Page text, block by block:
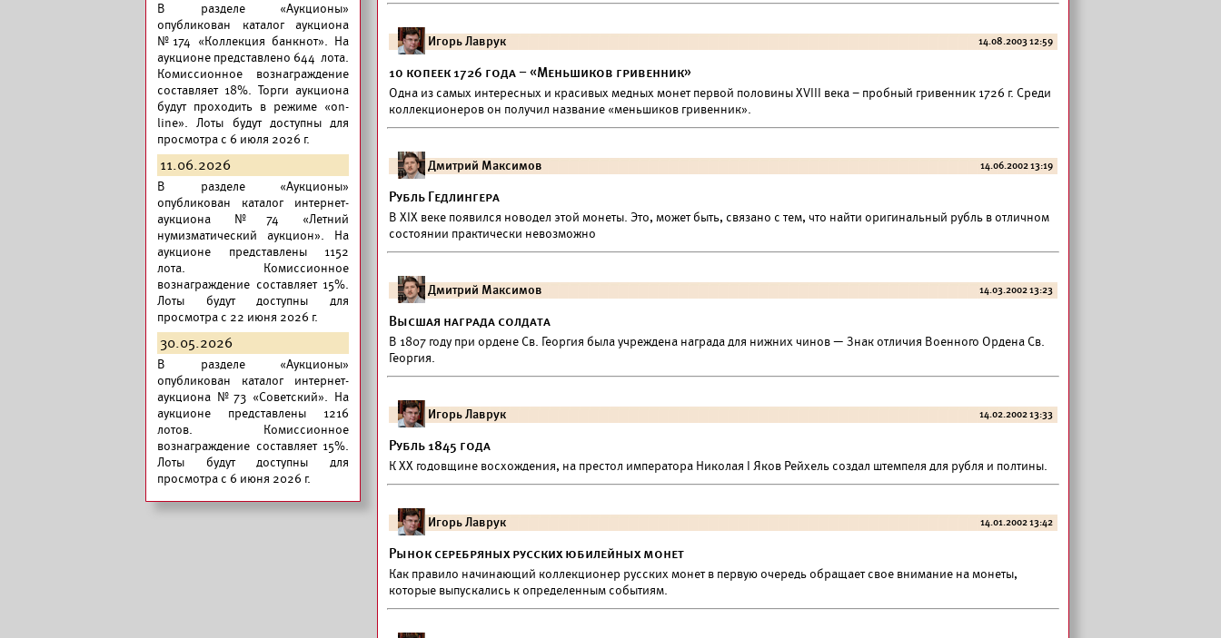
В разделе «Аукционы»
опубликован каталог аукциона
№174 «Коллекция банкнот». На
аукционе представлено 644 лота.
Комиссионное вознаграждение
составляет 18%. Торги аукциона
будут проходить в режиме «on-
line». Лоты будут доступны для
просмотра с 6 июля 2026 г.
11.06.2026
В разделе «Аукционы»
опубликован каталог интернет-
аукциона №74 «Летний
нумизматический аукцион». На
аукционе представлены 1152
лота. Комиссионное
вознаграждение составляет 15%.
Лоты будут доступны для
просмотра с 22 июня 2026 г.
30.05.2026
В разделе «Аукционы»
опубликован каталог интернет-
аукциона №73 «Советский». На
аукционе представлены 1216
лотов. Комиссионное
вознаграждение составляет 15%.
Лоты будут доступны для
просмотра с 6 июня 2026 г.
Игорь Лаврук 14.08.2003 12:59
10 копеек 1726 года – «Меньшиков гривенник»
Одна из самых интересных и красивых медных монет первой половины XVIII века – пробный гривенник 1726 г. Среди
коллекционеров он получил название «меньшиков гривенник».
Дмитрий Максимов 14.06.2002 13:19
Рубль Гедлингера
В XIX веке появился новодел этой монеты. Это, может быть, связано с тем, что найти оригинальный рубль в отличном
состоянии практически невозможно
Дмитрий Максимов 14.03.2002 13:23
Высшая награда солдата
В 1807 году при ордене Св. Георгия была учреждена награда для нижних чинов — Знак отличия Военного Ордена Св.
Георгия.
Игорь Лаврук 14.02.2002 13:33
Рубль 1845 года
К XX годовщине восхождения, на престол императора Николая I Яков Рейхель создал штемпеля для рубля и полтины.
Игорь Лаврук 14.01.2002 13:42
Рынок серебряных русских юбилейных монет
Как правило начинающий коллекционер русских монет в первую очередь обращает свое внимание на монеты,
которые выпускались к определенным событиям.